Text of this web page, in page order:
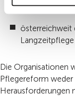
Pflege
österreichweit
Langzeitpflege
Die Organisationen
Pflegereform
Herausforderungen